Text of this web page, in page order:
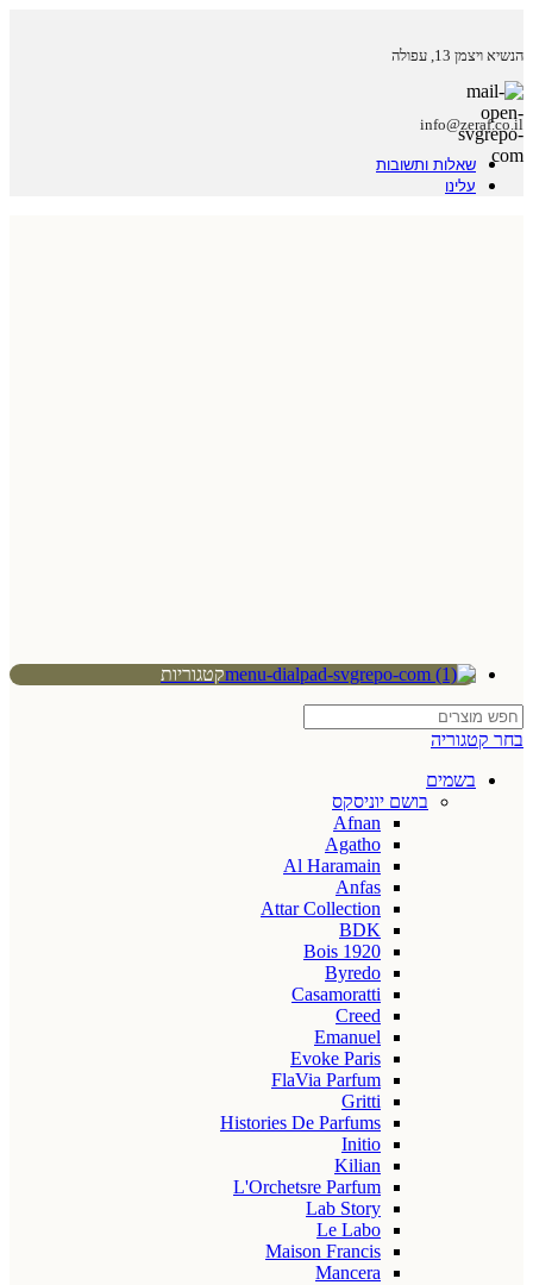
הנשיא ויצמן 13, עפולה
info@zeraf.co.il
שאלות ותשובות
עלינו
קטגוריות
בחר קטגוריה
בשמים
בושם יוניסקס
Afnan
Agatho
Al Haramain
Anfas
Attar Collection
BDK
Bois 1920
Byredo
Casamoratti
Creed
Emanuel
Evoke Paris
FlaVia Parfum
Gritti
Histories De Parfums
Initio
Kilian
L'Orchetsre Parfum
Lab Story
Le Labo
Maison Francis
Mancera